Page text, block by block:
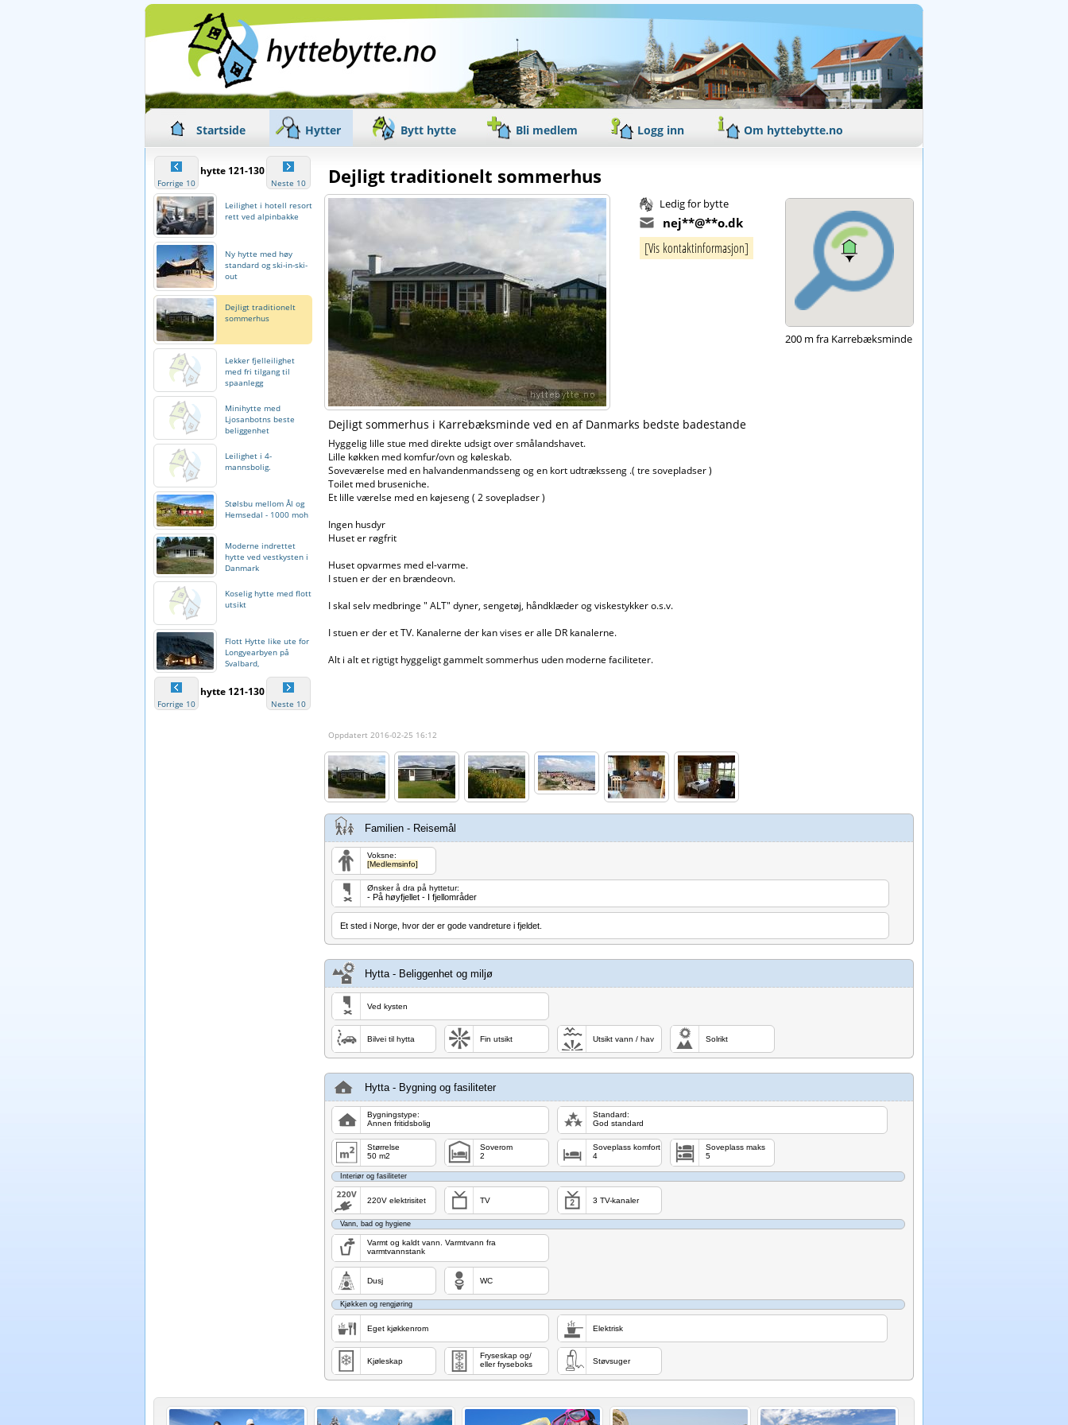
Startside Hytter Bytt hytte Bli medlem Logg inn Om hyttebytte.no
Forrige 10
hytte 121-130
Neste 10
Leilighet i hotell resort
rett ved alpinbakke
Ny hytte med høy
standard og ski-in-ski-
out
Dejligt traditionelt
sommerhus
Lekker fjelleilighet
med fri tilgang til
spaanlegg
Minihytte med
Ljosanbotns beste
beliggenhet
Leilighet i 4-
mannsbolig.
Stølsbu mellom Ål og
Hemsedal - 1000 moh
Moderne indrettet
hytte ved vestkysten i
Danmark
Koselig hytte med flott
utsikt
Flott Hytte like ute for
Longyearbyen på
Svalbard,
Forrige 10
hytte 121-130
Neste 10
Dejligt traditionelt sommerhus
Ledig for bytte
nej**@**o.dk
[Vis kontaktinformasjon]
Dejligt sommerhus i Karrebæksminde ved en af Danmarks bedste badestande
Hyggelig lille stue med direkte udsigt over smålandshavet.
Lille køkken med komfur/ovn og køleskab.
Soveværelse med en halvandenmandsseng og en kort udtræksseng .( tre sovepladser )
Toilet med bruseniche.
Et lille værelse med en køjeseng ( 2 sovepladser )
Ingen husdyr
Huset er røgfrit
Huset opvarmes med el-varme.
I stuen er der en brændeovn.
I skal selv medbringe " ALT" dyner, sengetøj, håndklæder og viskestykker o.s.v.
I stuen er der et TV. Kanalerne der kan vises er alle DR kanalerne.
Alt i alt et rigtigt hyggeligt gammelt sommerhus uden moderne faciliteter.
Oppdatert 2016-02-25 16:12
200 m fra Karrebæksminde
Familien - Reisemål
Voksne:
[Medlemsinfo]
Ønsker å dra på hyttetur:
- På høyfjellet - I fjellområder
Et sted i Norge, hvor der er gode vandreture i fjeldet.
Hytta - Beliggenhet og miljø
Ved kysten
Bilvei til hytta Fin utsikt Utsikt vann / hav Solrikt
Hytta - Bygning og fasiliteter
Bygningstype:
Annen fritidsbolig
Standard:
God standard
Størrelse
50 m2
Soverom
2
Soveplass komfort
4
Soveplass maks
5
Interiør og fasiliteter
220V elektrisitet TV 3 TV-kanaler
Vann, bad og hygiene
Varmt og kaldt vann. Varmtvann fra
varmtvannstank
Dusj WC
Kjøkken og rengjøring
Eget kjøkkenrom Elektrisk
Kjøleskap
Fryseskap og/
eller fryseboks
Støvsuger